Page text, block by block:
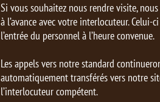
Si vous souhaitez nous rendre visite,
à l’avance avec votre interlocuteur.
l’entrée du personnel à l’heure convenue.
Les appels vers notre standard
automatiquement transférés vers notre
l’interlocuteur compétent.